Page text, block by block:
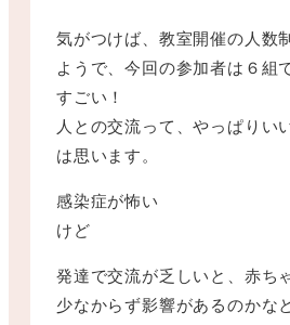
気がつけば、教室開催の人数
ようで、今回の参加者は６組
すごい！
人との交流って、やっぱりい
は思います。
感染症が怖い
けど
発達で交流が乏しいと、赤ち
少なからず影響があるのかなと